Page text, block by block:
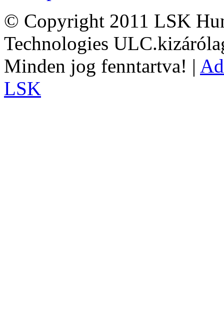
© Copyright 2011 LSK
Technologies
Minden jog fenntartva! |
LSK